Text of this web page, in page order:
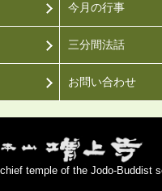
今月の行事
三分間法話
お問い合わせ
temple of the Jodo-Buddist